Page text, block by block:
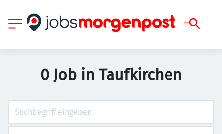
0 Job in Taufkirchen